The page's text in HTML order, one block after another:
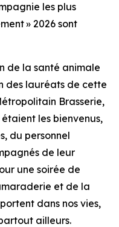
les plus
» 2026 sont
de la santé animale
des lauréats de cette
Brasserie,
les bienvenus,
du personnel
de leur
une soirée de
et de la
dans nos vies,
ailleurs.